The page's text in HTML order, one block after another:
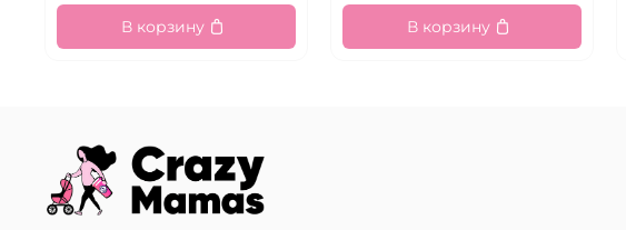
В корзину В корзину